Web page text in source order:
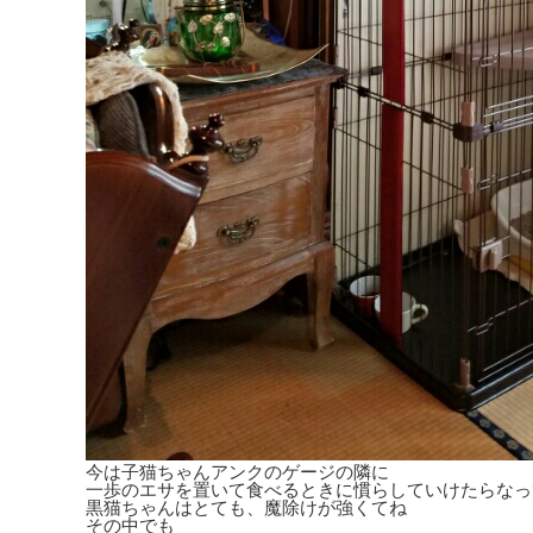
今は子猫ちゃんアンクのゲージの隣に
一歩のエサを置いて食べるときに慣らしていけたらな
黒猫ちゃんはとても、魔除けが強くてね
その中でも